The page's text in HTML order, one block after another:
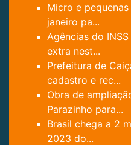
Micro e
janeiro pa...
Agências do
extra nest...
Prefeitura de
cadastro e rec...
Obra de
Parazinho para...
Brasil chega a 2
2023 do...